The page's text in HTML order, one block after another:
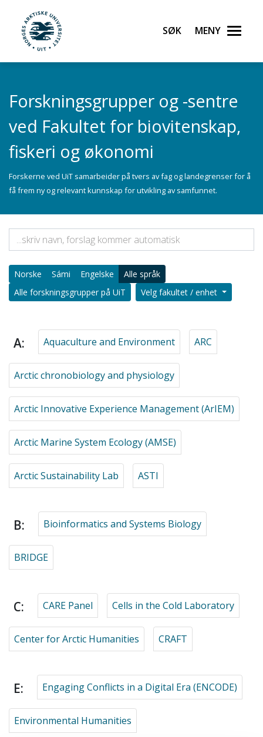
Gå til hovedinnhold
UiT Norges arktiske universitet
Søk Meny
Forskningsgrupper og -sentre
ved Fakultet for biovitenskap,
fiskeri og økonomi
Forskerne ved UiT samarbeider på tvers av fag og landegrenser for å
få frem ny og relevant kunnskap for utvikling av samfunnet.
Norske Sámi Engelske
Alle språk
Alle forskningsgrupper på UiT
Velg fakultet / enhet
A: Aquaculture and Environment ARC
Arctic chronobiology and physiology
Arctic Innovative Experience Management (ArIEM)
Arctic Marine System Ecology (AMSE)
Arctic Sustainability Lab ASTI
B: Bioinformatics and Systems Biology
BRIDGE
C: CARE Panel Cells in the Cold Laboratory
Center for Arctic Humanities CRAFT
E: Engaging Conflicts in a Digital Era (ENCODE)
Environmental Humanities